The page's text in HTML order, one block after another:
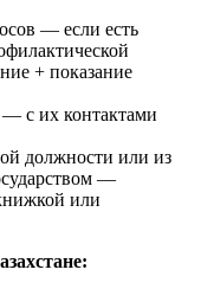
— если есть
+ показание
— с их контактами
должности или из
—
или